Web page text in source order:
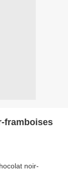
framboises